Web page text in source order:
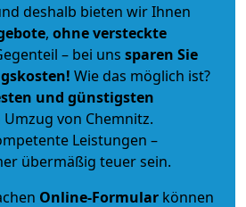
deshalb bieten wir Ihnen
, ohne versteckte
– bei uns sparen Sie
Wie das möglich ist?
und günstigsten
von Chemnitz.
Leistungen –
übermäßig teuer sein.
Online-Formular können